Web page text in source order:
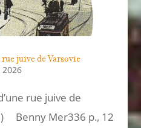
juive de Varsovie
rue juive de
Benny Mer336 p., 12